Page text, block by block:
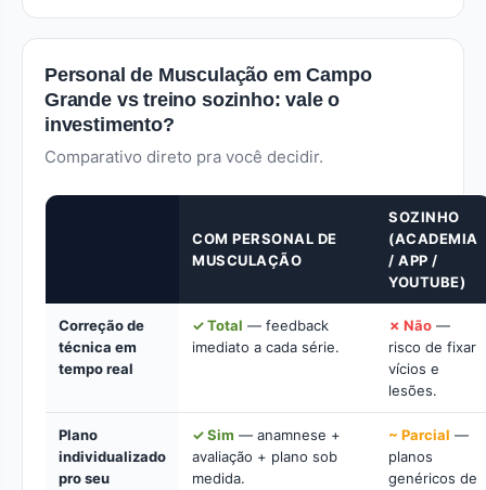
Personal de Musculação em Campo
Grande vs treino sozinho: vale o
investimento?
Comparativo direto pra você decidir.
COM PERSONAL DE
MUSCULAÇÃO
SOZINHO
(ACADEMIA
/ APP /
YOUTUBE)
Correção de
técnica em
tempo real
✓ Total — feedback
imediato a cada série.
✗ Não —
risco de fixar
vícios e
lesões.
Plano
individualizado
pro seu
✓ Sim — anamnese +
avaliação + plano sob
medida.
~ Parcial —
planos
genéricos de